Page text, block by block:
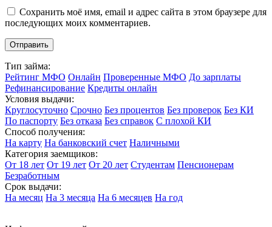
Сохранить моё имя, email и адрес сайта в этом браузере для
последующих моих комментариев.
Тип займа:
Рейтинг МФО Онлайн Проверенные МФО До зарплаты
Рефинансирование Кредиты онлайн
Условия выдачи:
Круглосуточно Срочно Без процентов Без проверок Без КИ
По паспорту Без отказа Без справок С плохой КИ
Способ получения:
На карту На банковский счет Наличными
Категория заемщиков:
От 18 лет От 19 лет От 20 лет Студентам Пенсионерам
Безработным
Срок выдачи:
На месяц На 3 месяца На 6 месяцев На год